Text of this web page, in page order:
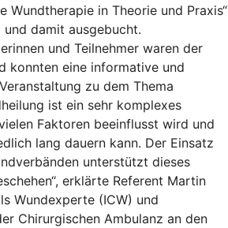
Wundtherapie in Theorie und Praxis“
damit ausgebucht.
und Teilnehmer waren der
konnten eine informative und
zu dem Thema
ist ein sehr komplexes
Faktoren beeinflusst wird und
lang dauern kann. Der Einsatz
unterstützt dieses
erklärte Referent Martin
Wundexperte (ICW) und
Chirurgischen Ambulanz an den